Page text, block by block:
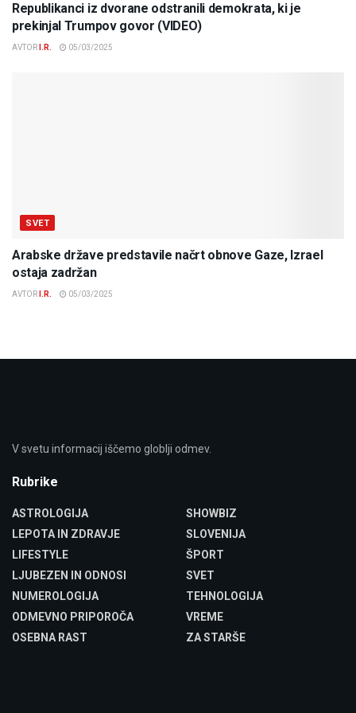
Republikanci iz dvorane odstranili demokrata, ki je
prekinjal Trumpov govor (VIDEO)
AVTOR I.R. 05/03/2025
SVET
Arabske države predstavile načrt obnove Gaze, Izrael
ostaja zadržan
AVTOR I.R. 05/03/2025
V svetu informacij iščemo globlji odmev.
Rubrike
ASTROLOGIJA
LEPOTA IN ZDRAVJE
LIFESTYLE
LJUBEZEN IN ODNOSI
NUMEROLOGIJA
ODMEVNO PRIPOROČA
OSEBNA RAST
SHOWBIZ
SLOVENIJA
ŠPORT
SVET
TEHNOLOGIJA
VREME
ZA STARŠE